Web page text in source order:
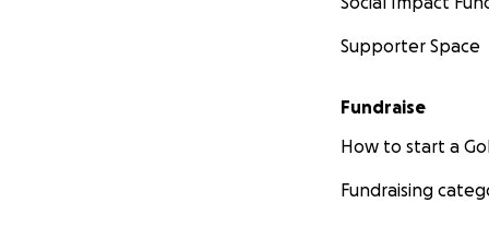
Supporter Space
Fundraise
How to start a
Fundraising